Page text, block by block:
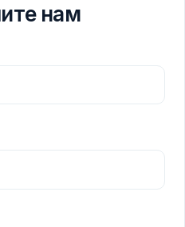
нам